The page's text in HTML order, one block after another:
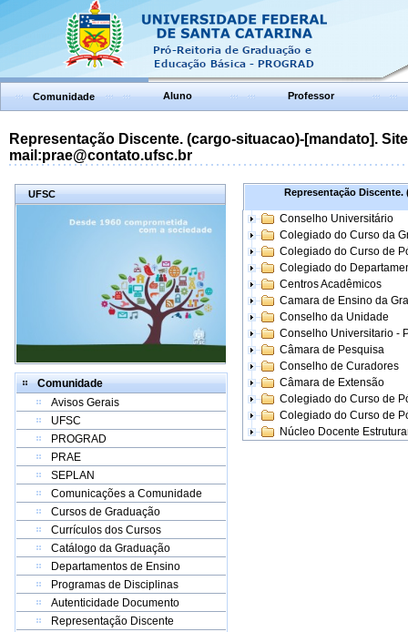
Comunidade Aluno Professor
Representação Discente. (cargo-situacao)-[mandato].
mail:prae@contato.ufsc.br
UFSC
Comunidade
Avisos Gerais
UFSC
PROGRAD
PRAE
SEPLAN
Comunicações a Comunidade
Cursos de Graduação
Currículos dos Cursos
Catálogo da Graduação
Departamentos de Ensino
Programas de Disciplinas
Autenticidade Documento
Representação Discente
Representação Discente.
Conselho Universitário
Colegiado do Curso da
Colegiado do Curso de
Colegiado do
Centros Acadêmicos
Camara de Ensino da
Conselho da Unidade
Conselho Universitario -
Câmara de Pesquisa
Conselho de Curadores
Câmara de Extensão
Colegiado do Curso de
Colegiado do Curso de
Núcleo Docente